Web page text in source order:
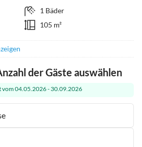
1 Bäder
105 m²
der Gäste auswählen
vom 04.05.2026 - 30.09.2026